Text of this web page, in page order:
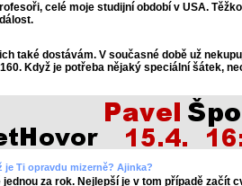
celé moje studijní období v USA.
také dostávám. V současné době už
Když je potřeba nějaký speciální šátek,
je Ti opravdu mizerně? Ajinka?
jednou za rok. Nejlepší je v tom případě začít